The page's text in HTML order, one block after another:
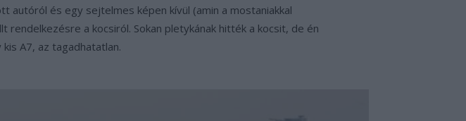
autóról és egy sejtelmes képen kívül (amin a mostaniakkal
a kocsiról. Sokan pletykának hitték a kocsit, de én
A7, az tagadhatatlan.